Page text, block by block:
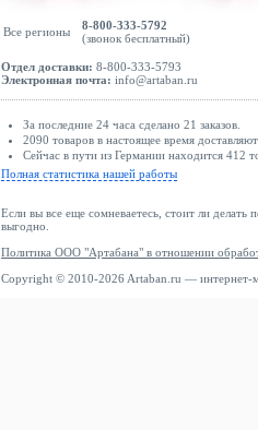
Все регионы
8-800-333-5792
(звонок бесплатный)
Отдел доставки: 8-800-333-5793
Электронная почта: info@artaban.ru
За последние 24 часа сделано 21 заказов.
2090 товаров в настоящее время
Сейчас в пути из Германии находится 412
Полная статистика нашей работы
Если вы все еще сомневаетесь, стоит ли делать
выгодно.
Политика ООО "Артабана" в отношении
Copyright © 2010-2026 Artaban.ru — интернет-